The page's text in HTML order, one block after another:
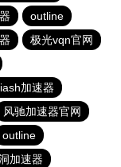
outline
极光vqn官网
加速器
风驰加速器官网
outline
加速器